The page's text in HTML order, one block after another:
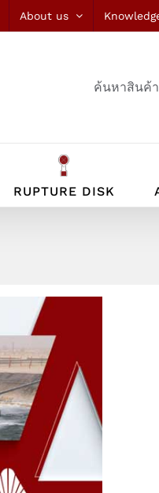
About us
ค้นหาสินค้
RUPTURE DISK